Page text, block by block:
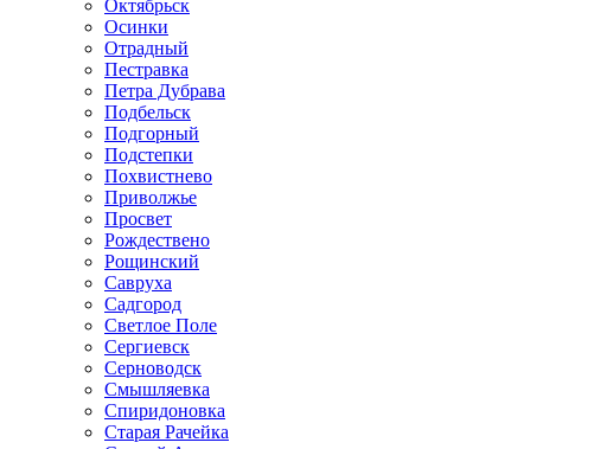
Октябрьск
Осинки
Отрадный
Пестравка
Петра Дубрава
Подбельск
Подгорный
Подстепки
Похвистнево
Приволжье
Просвет
Рождествено
Рощинский
Савруха
Садгород
Светлое Поле
Сергиевск
Серноводск
Смышляевка
Спиридоновка
Старая Рачейка